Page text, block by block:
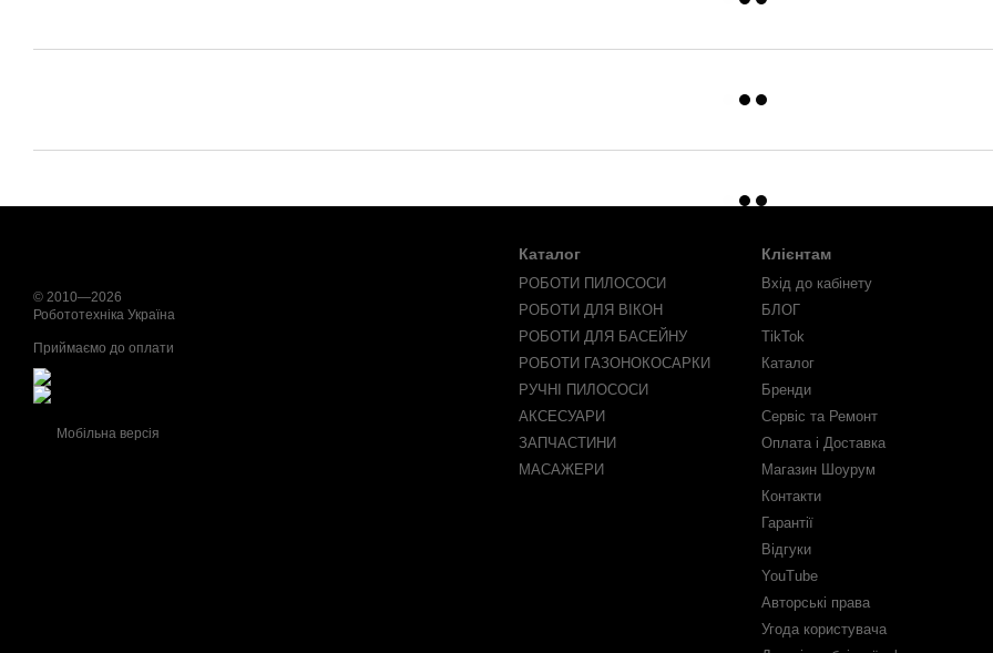
© 2010—2026
Робототехніка Україна
Приймаємо до оплати
Мобільна версія
Каталог
РОБОТИ ПИЛОСОСИ
РОБОТИ ДЛЯ ВІКОН
РОБОТИ ДЛЯ БАСЕЙНУ
РОБОТИ ГАЗОНОКОСАРКИ
РУЧНІ ПИЛОСОСИ
АКСЕСУАРИ
ЗАПЧАСТИНИ
МАСАЖЕРИ
Клієнтам
Вхід до кабінету
БЛОГ
TikTok
Каталог
Бренди
Сервіс та Ремонт
Оплата і Доставка
Магазин Шоурум
Контакти
Гарантії
Відгуки
YouTube
Авторські права
Угода користувача